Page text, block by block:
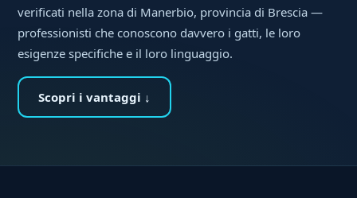
verificati nella zona di Manerbio, provincia di Brescia —
professionisti che conoscono davvero i gatti, le loro
esigenze specifiche e il loro linguaggio.
Scopri i vantaggi ↓